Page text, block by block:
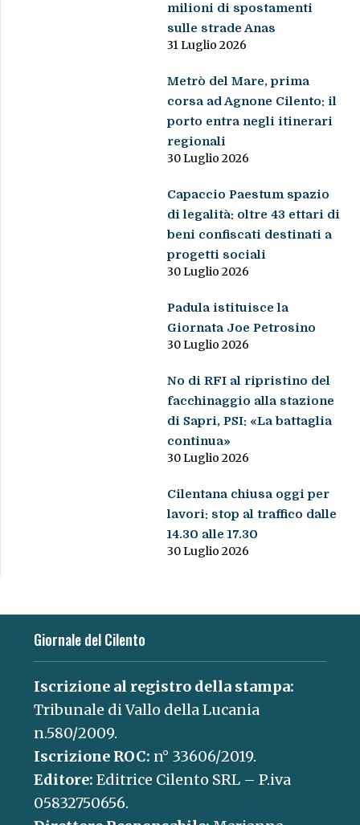
milioni di spostamenti
sulle strade Anas
31 Luglio 2026
Metrò del Mare, prima
corsa ad Agnone Cilento: il
porto entra negli itinerari
regionali
30 Luglio 2026
Capaccio Paestum spazio
di legalità: oltre 43 ettari di
beni confiscati destinati a
progetti sociali
30 Luglio 2026
Padula istituisce la
Giornata Joe Petrosino
30 Luglio 2026
No di RFI al ripristino del
facchinaggio alla stazione
di Sapri, PSI: «La battaglia
continua»
30 Luglio 2026
Cilentana chiusa oggi per
lavori: stop al traffico dalle
14.30 alle 17.30
30 Luglio 2026
Giornale del Cilento
Iscrizione al registro della stampa:
Tribunale di Vallo della Lucania
n.580/2009.
Iscrizione ROC: n° 33606/2019.
Editore: Editrice Cilento SRL – P.iva
05832750656.